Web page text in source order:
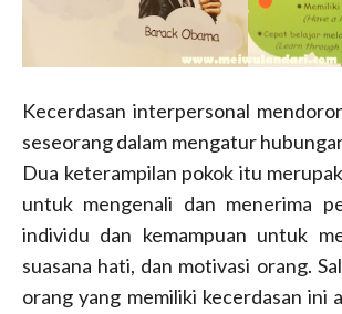
Kecerdasan interpersonal
seseorang dalam mengatur
Dua keterampilan pokok itu
untuk mengenali dan menerima
individu dan kemampuan untuk
suasana hati, dan motivasi orang.
orang yang memiliki kecerdasan ini